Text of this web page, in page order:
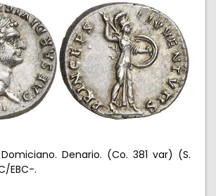
Denario. (Co. 381 var) (S.
EBC-.